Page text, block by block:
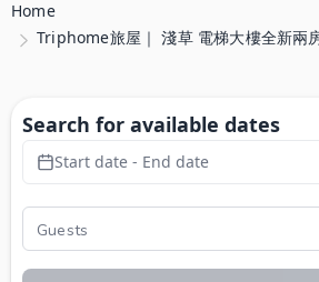
Home
Triphome旅屋｜ 淺草 電梯大樓全新兩
Search for available dates
Start date - End date